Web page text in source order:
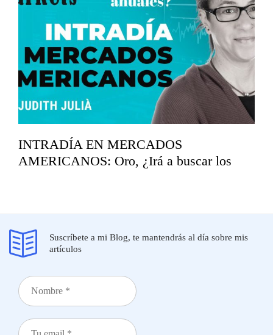
INTRADÍA EN MERCADOS
AMERICANOS: Oro, ¿Irá a buscar los
Suscríbete a mi Blog, te mantendrás al día sobre mis
artículos